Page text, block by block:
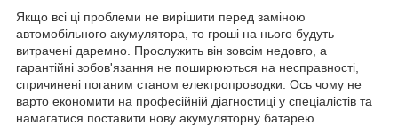
Якщо всі ці проблеми не вирішити перед заміною
автомобільного акумулятора, то гроші на нього будуть
витрачені даремно. Прослужить він зовсім недовго, а
гарантійні зобов'язання не поширюються на несправності,
спричинені поганим станом електропроводки. Ось чому не
варто економити на професійній діагностиці у спеціалістів та
намагатися поставити нову акумуляторну батарею